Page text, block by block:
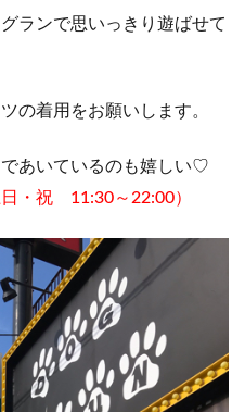
ランで思いっきり遊ばせて
の着用をお願いします。
あいているのも嬉しい♡
・祝 11:30～22:00）